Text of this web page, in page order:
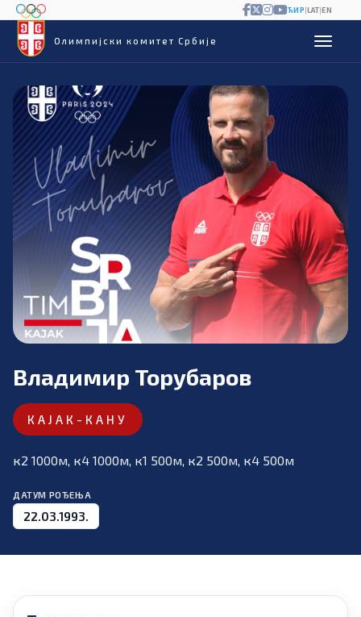
Олимпијски комитет Србије
ЋИР|LAT|EN
Владимир Торубаров
КАЈАК-КАНУ
к2 1000м, к4 1000м, к1 500м, к2 500м, к4 500м
ДАТУМ РОЂЕЊА
22.03.1993.